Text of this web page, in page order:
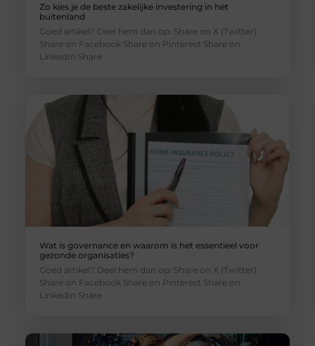
Zo kies je de beste zakelijke investering in het
buitenland
Goed artikel? Deel hem dan op: Share on X (Twitter)
Share on Facebook Share on Pinterest Share on
LinkedIn Share
Wat is governance en waarom is het essentieel voor
gezonde organisaties?
Goed artikel? Deel hem dan op: Share on X (Twitter)
Share on Facebook Share on Pinterest Share on
LinkedIn Share